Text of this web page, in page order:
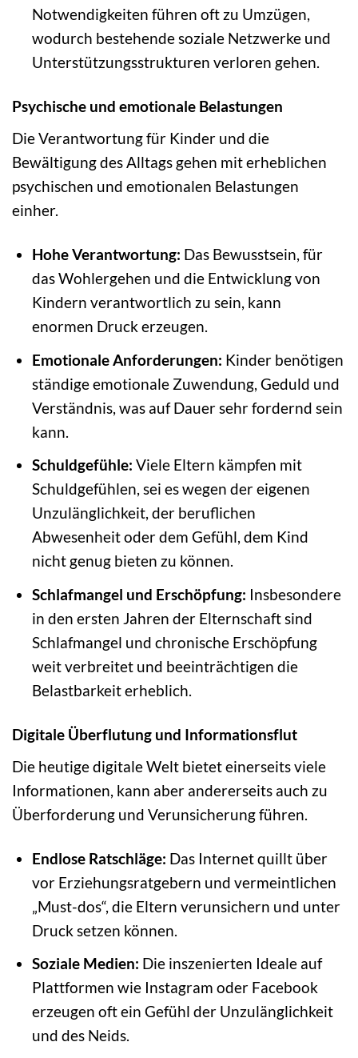
Notwendigkeiten führen oft zu Umzügen,
wodurch bestehende soziale Netzwerke und
Unterstützungsstrukturen verloren gehen.
Psychische und emotionale Belastungen
Die Verantwortung für Kinder und die
Bewältigung des Alltags gehen mit erheblichen
psychischen und emotionalen Belastungen
einher.
Hohe Verantwortung: Das Bewusstsein, für
das Wohlergehen und die Entwicklung von
Kindern verantwortlich zu sein, kann
enormen Druck erzeugen.
Emotionale Anforderungen: Kinder benötigen
ständige emotionale Zuwendung, Geduld und
Verständnis, was auf Dauer sehr fordernd sein
kann.
Schuldgefühle: Viele Eltern kämpfen mit
Schuldgefühlen, sei es wegen der eigenen
Unzulänglichkeit, der beruflichen
Abwesenheit oder dem Gefühl, dem Kind
nicht genug bieten zu können.
Schlafmangel und Erschöpfung: Insbesondere
in den ersten Jahren der Elternschaft sind
Schlafmangel und chronische Erschöpfung
weit verbreitet und beeinträchtigen die
Belastbarkeit erheblich.
Digitale Überflutung und Informationsflut
Die heutige digitale Welt bietet einerseits viele
Informationen, kann aber andererseits auch zu
Überforderung und Verunsicherung führen.
Endlose Ratschläge: Das Internet quillt über
vor Erziehungsratgebern und vermeintlichen
„Must-dos“, die Eltern verunsichern und unter
Druck setzen können.
Soziale Medien: Die inszenierten Ideale auf
Plattformen wie Instagram oder Facebook
erzeugen oft ein Gefühl der Unzulänglichkeit
und des Neids.